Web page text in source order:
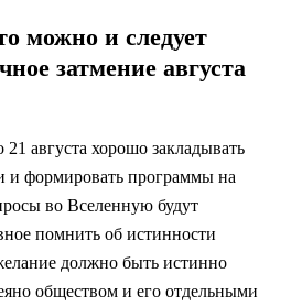
можно и следует
затмение августа
августа хорошо закладывать
и формировать программы на
во Вселенную будут
помнить об истинности
должно быть истинно
обществом и его отдельными